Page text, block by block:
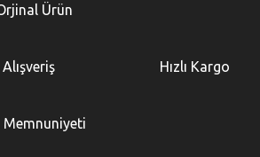
için teşekkür ederiz.
bozuk veya görüntülenemiyor.
Ürün
Hızlı Kargo
Memnuniyeti